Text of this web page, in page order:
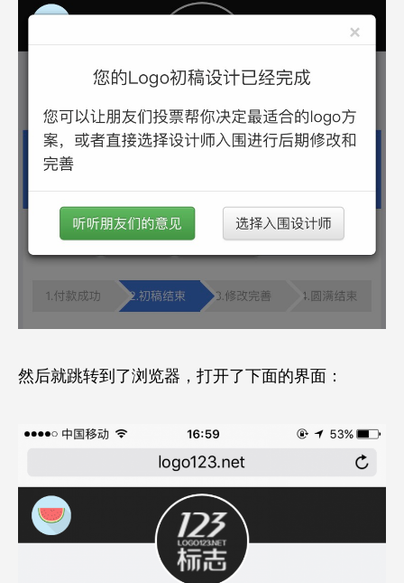
然后就跳转到了浏览器，打开了下面的界面：